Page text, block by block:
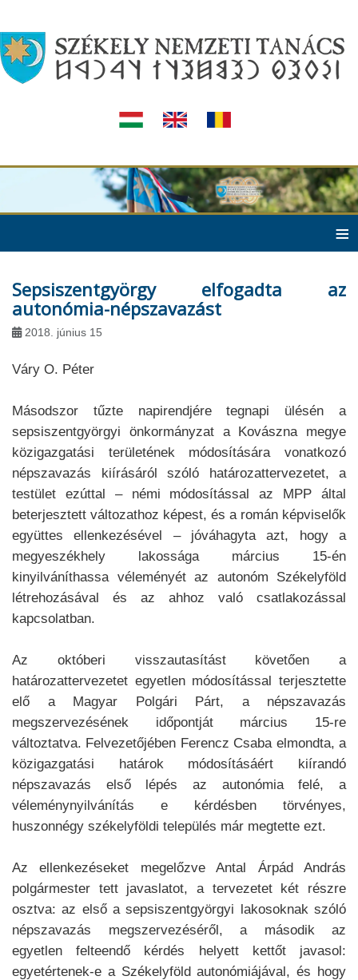
≡
Sepsiszentgyörgy ­elfogadta az
autonómia-népszavazást
2018. június 15
Váry O. Péter
Másodszor tűzte napirendjére tegnapi ülésén a
sepsiszentgyörgyi önkormányzat a Kovászna megye
közigazgatási területének módosítására vonatkozó
népszavazás kiírásáról szóló határozattervezetet, a
testület ezúttal – némi módosítással az MPP által
beterjesztett változathoz képest, és a román képviselők
együttes ellenkezésével – jóváhagyta azt, hogy a
megyeszékhely lakossága március 15-én
kinyilváníthassa véleményét az autonóm Székelyföld
létrehozásával és az ahhoz való csatlakozással
kapcsolatban.
Az októberi visszautasítást követően a
határozattervezetet egyetlen módosítással terjesztette
elő a Magyar Polgári Párt, a népszavazás
megszervezésének időpontját március 15-re
változtatva. Felvezetőjében Ferencz Csaba elmondta, a
közigazgatási határok módosításáért kiírandó
népszavazás első lépés az autonómia felé, a
véleménynyilvánítás e kérdésben törvényes,
huszonnégy székelyföldi település már megtette ezt.
Az ellenkezéseket megelőzve Antal Árpád András
polgármester tett javaslatot, a tervezetet két részre
osztva: az első a sepsiszentgyörgyi lakosoknak szóló
népszavazás megszervezéséről, a második az
egyetlen felteendő kérdés helyett kettőt javasol:
egyetértenek-e a Székelyföld autonómiájával, és hogy